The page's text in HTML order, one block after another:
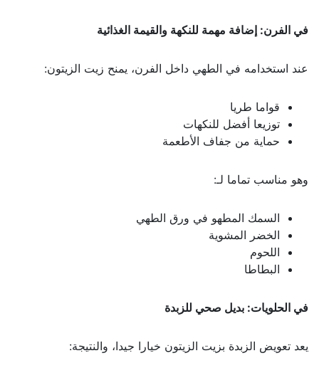
في الفرن: إضافة مهمة للنكهة والقيمة الغذائية
عند استخدامه في الطهي داخل الفرن، يمنح زيت الزيتون:
قواما طريا
توزيعا أفضل للنكهات
حماية من جفاف الأطعمة
وهو مناسب تماما لـ:
السمك المطهو في ورق الطهي
الخضر المشوية
اللحوم
البطاطا
في الحلويات: بديل صحي للزبدة
يعد تعويض الزبدة بزيت الزيتون خيارا جيدا، والنتيجة: